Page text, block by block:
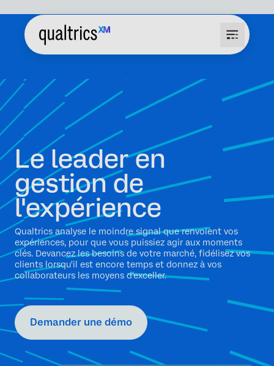
Le leader en
gestion de
l'expérience
Qualtrics analyse le moindre signal que renvoient vos
expériences, pour que vous puissiez agir aux moments
clés. Devancez les besoins de votre marché, fidélisez vos
clients lorsqu'il est encore temps et donnez à vos
collaborateurs les moyens d'exceller.
Demander une démo